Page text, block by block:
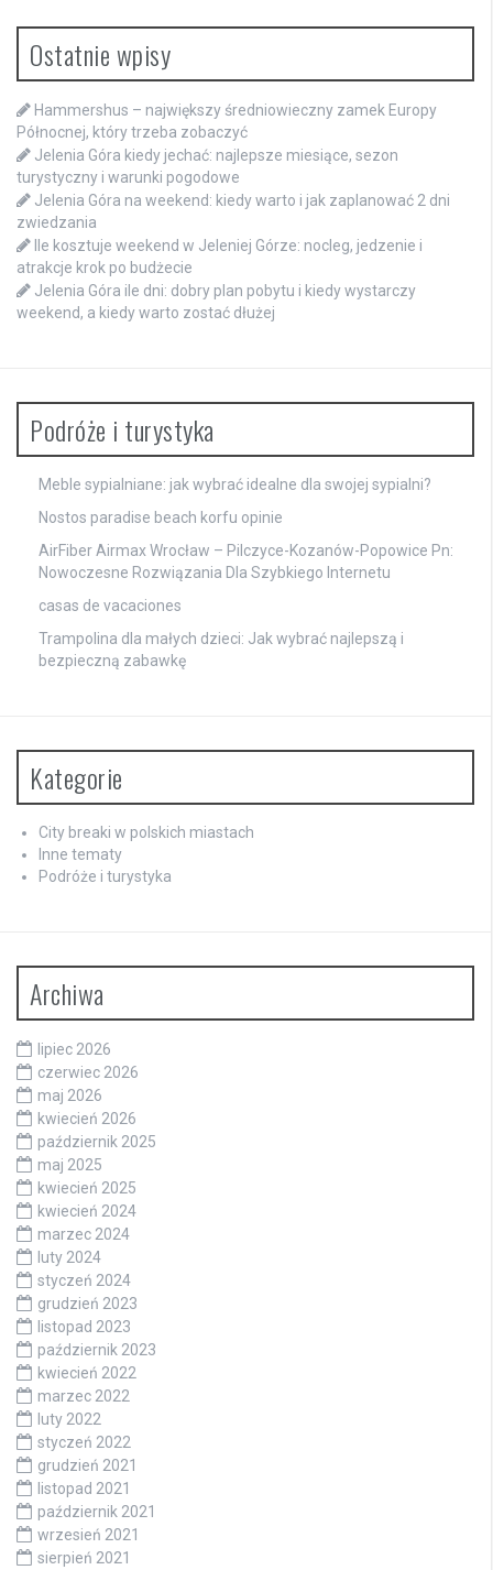
Ostatnie wpisy
Hammershus – największy średniowieczny zamek Europy
Północnej, który trzeba zobaczyć
Jelenia Góra kiedy jechać: najlepsze miesiące, sezon
turystyczny i warunki pogodowe
Jelenia Góra na weekend: kiedy warto i jak zaplanować 2 dni
zwiedzania
Ile kosztuje weekend w Jeleniej Górze: nocleg, jedzenie i
atrakcje krok po budżecie
Jelenia Góra ile dni: dobry plan pobytu i kiedy wystarczy
weekend, a kiedy warto zostać dłużej
Podróże i turystyka
Meble sypialniane: jak wybrać idealne dla swojej sypialni?
Nostos paradise beach korfu opinie
AirFiber Airmax Wrocław – Pilczyce-Kozanów-Popowice Pn:
Nowoczesne Rozwiązania Dla Szybkiego Internetu
casas de vacaciones
Trampolina dla małych dzieci: Jak wybrać najlepszą i
bezpieczną zabawkę
Kategorie
City breaki w polskich miastach
Inne tematy
Podróże i turystyka
Archiwa
lipiec 2026
czerwiec 2026
maj 2026
kwiecień 2026
październik 2025
maj 2025
kwiecień 2025
kwiecień 2024
marzec 2024
luty 2024
styczeń 2024
grudzień 2023
listopad 2023
październik 2023
kwiecień 2022
marzec 2022
luty 2022
styczeń 2022
grudzień 2021
listopad 2021
październik 2021
wrzesień 2021
sierpień 2021